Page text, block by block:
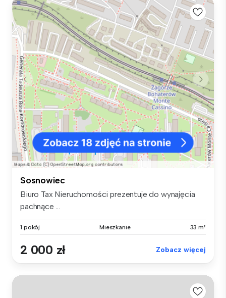
Sosnowiec
Biuro Tax Nieruchomości prezentuje do wynajęcia
pachnące ...
1 pokój Mieszkanie 33 m²
2 000 zł Zobacz więcej